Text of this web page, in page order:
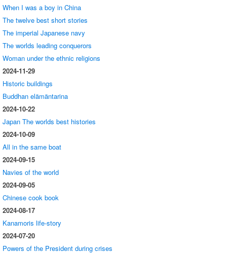
When I was a boy in China
The twelve best short stories
The imperial Japanese navy
The worlds leading conquerors
Woman under the ethnic religions
2024-11-29
Historic buildings
Buddhan elämäntarina
2024-10-22
Japan The worlds best histories
2024-10-09
All in the same boat
2024-09-15
Navies of the world
2024-09-05
Chinese cook book
2024-08-17
Kanamoris life-story
2024-07-20
Powers of the President during crises